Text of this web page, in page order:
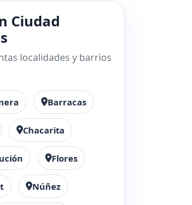
Ciudad
localidades y barrios
Barracas
Chacarita
Flores
Núñez